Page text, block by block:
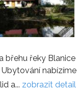
břehu řeky Blanice
nabízíme
a... zobrazit detail